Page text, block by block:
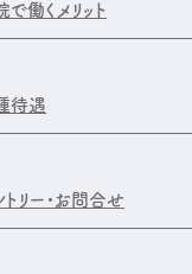
で働くメリット
待遇
トリー・お問合せ